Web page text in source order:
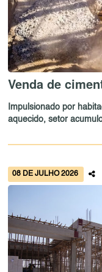
Venda de
Impulsionado por
aquecido, setor
08 DE JULHO 2026